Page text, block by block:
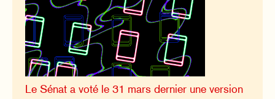
Le Sénat a voté le 31 mars dernier une version